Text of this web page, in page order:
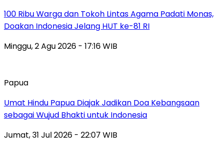
100 Ribu Warga dan Tokoh Lintas Agama Padati Monas,
Doakan Indonesia Jelang HUT ke-81 RI
Minggu, 2 Agu 2026 - 17:16 WIB
Papua
Umat Hindu Papua Diajak Jadikan Doa Kebangsaan
sebagai Wujud Bhakti untuk Indonesia
Jumat, 31 Jul 2026 - 22:07 WIB